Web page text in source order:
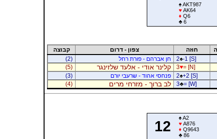
♠AKT987
♥ AK64
♦ Q6
♣6
חוזה צפון - דרום
קבוצה
2♠-1 [S] חן אברהם - פורת רחל
(2)
3♥= [N] קלינר אודי - אלעד שלזינגר
(5)
2♠+2 [S] פנחסי אהוד - שרעבי יורם
(3)
3♣= [W] לב ברוך - מזרחי מרים (4)
12
♠A2
♥ A876
♦ Q9643
♣86